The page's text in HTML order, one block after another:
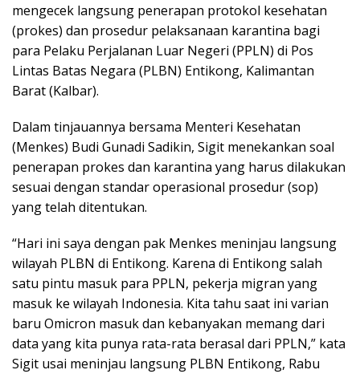
mengecek langsung penerapan protokol kesehatan
(prokes) dan prosedur pelaksanaan karantina bagi
para Pelaku Perjalanan Luar Negeri (PPLN) di Pos
Lintas Batas Negara (PLBN) Entikong, Kalimantan
Barat (Kalbar).
Dalam tinjauannya bersama Menteri Kesehatan
(Menkes) Budi Gunadi Sadikin, Sigit menekankan soal
penerapan prokes dan karantina yang harus dilakukan
sesuai dengan standar operasional prosedur (sop)
yang telah ditentukan.
“Hari ini saya dengan pak Menkes meninjau langsung
wilayah PLBN di Entikong. Karena di Entikong salah
satu pintu masuk para PPLN, pekerja migran yang
masuk ke wilayah Indonesia. Kita tahu saat ini varian
baru Omicron masuk dan kebanyakan memang dari
data yang kita punya rata-rata berasal dari PPLN,” kata
Sigit usai meninjau langsung PLBN Entikong, Rabu